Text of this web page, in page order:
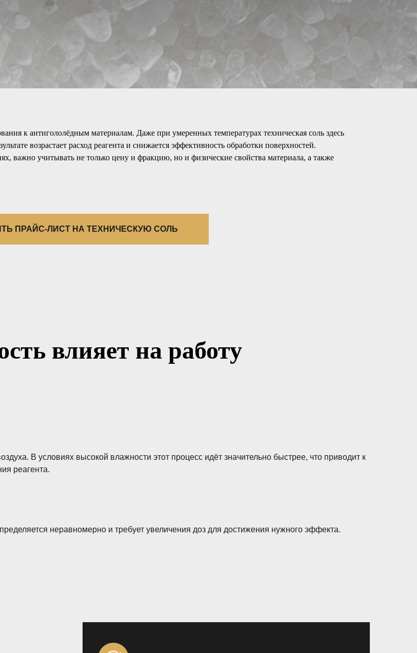
к антигололёдным материалам. Даже при умеренных температурах техническая соль здесь
возрастает расход реагента и снижается эффективность обработки поверхностей.
важно учитывать не только цену и фракцию, но и физические свойства материала, а также
ПРАЙС-ЛИСТ НА ТЕХНИЧЕСКУЮ СОЛЬ
влияет на работу
В условиях высокой влажности этот процесс идёт значительно быстрее, что приводит к
реагента.
неравномерно и требует увеличения доз для достижения нужного эффекта.